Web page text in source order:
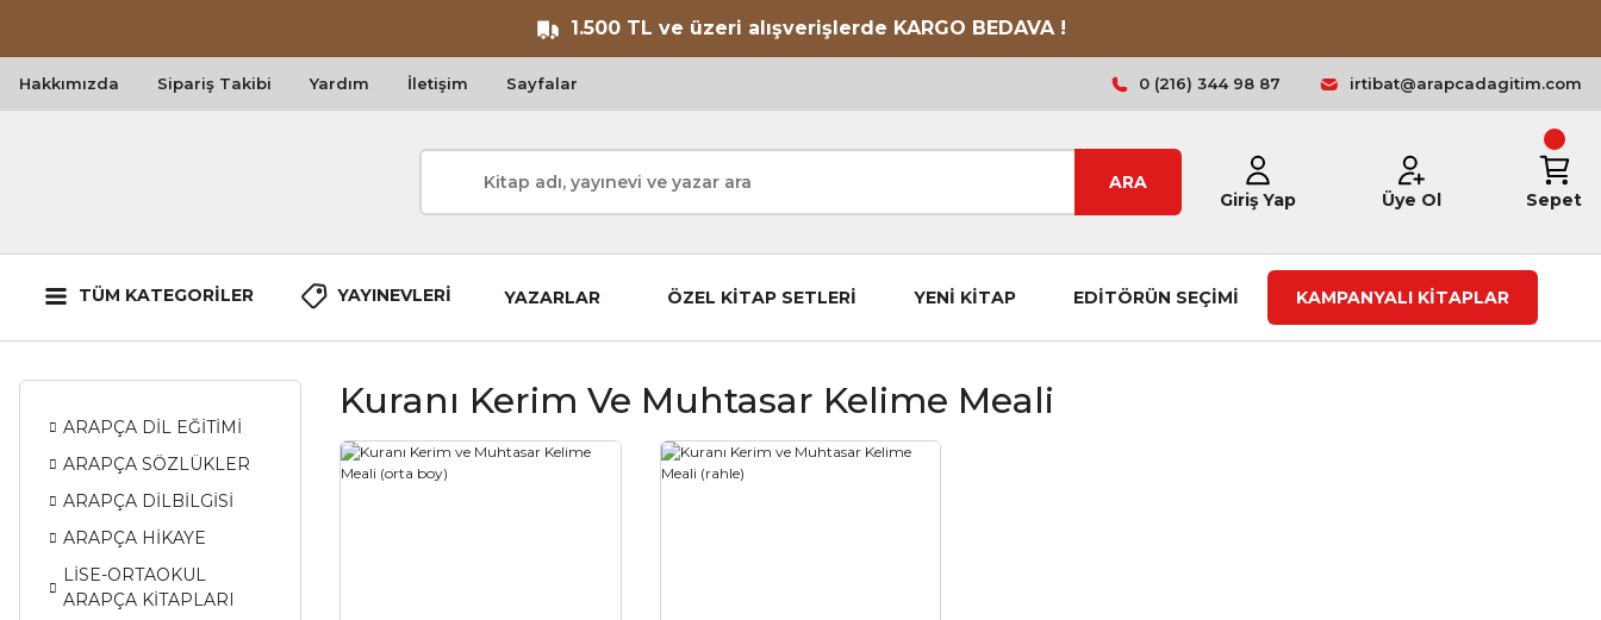
1.500 TL ve üzeri alışverişlerde KARGO BEDAVA !
Hakkımızda Sipariş Takibi Yardım İletişim Sayfalar 0 (216) 344 98 87 irtibat@arapcadagitim.com
ARA
Giriş Yap
Üye Ol Sepet
TÜM KATEGORİLER YAYINEVLERİ YAZARLAR ÖZEL KİTAP SETLERİ YENİ KİTAP EDİTÖRÜN SEÇİMİ KAMPANYALI KİTAPLAR
ARAPÇA DİL EĞİTİMİ
ARAPÇA SÖZLÜKLER
ARAPÇA DİLBİLGİSİ
ARAPÇA HİKAYE
LİSE-ORTAOKUL
ARAPÇA KİTAPLARI
Kuranı Kerim Ve Muhtasar Kelime Meali